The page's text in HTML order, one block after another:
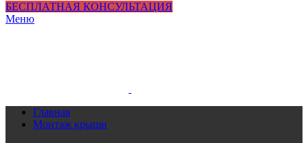
БЕСПЛАТНАЯ КОНСУЛЬТАЦИЯ
Меню
Главная
Монтаж крыши